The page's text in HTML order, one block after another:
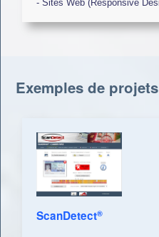
- Sites Web (Responsive
Exemples de
ScanDetect®